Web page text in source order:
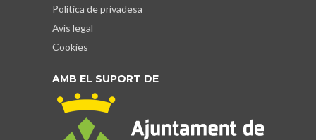
Política de privadesa
Avís legal
Cookies
AMB EL SUPORT DE